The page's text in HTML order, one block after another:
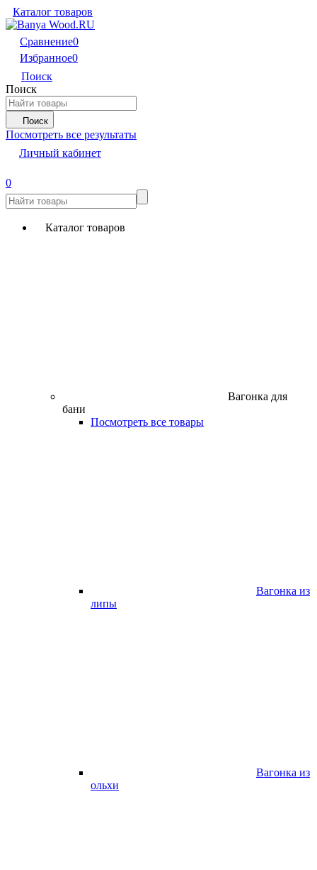
Каталог товаров
Сравнение0
Избранное0
Поиск
Поиск
Поиск
Посмотреть все результаты
Личный кабинет
0
Каталог товаров
Вагонка для
бани
Посмотреть все товары
Вагонка из
липы
Вагонка из
ольхи